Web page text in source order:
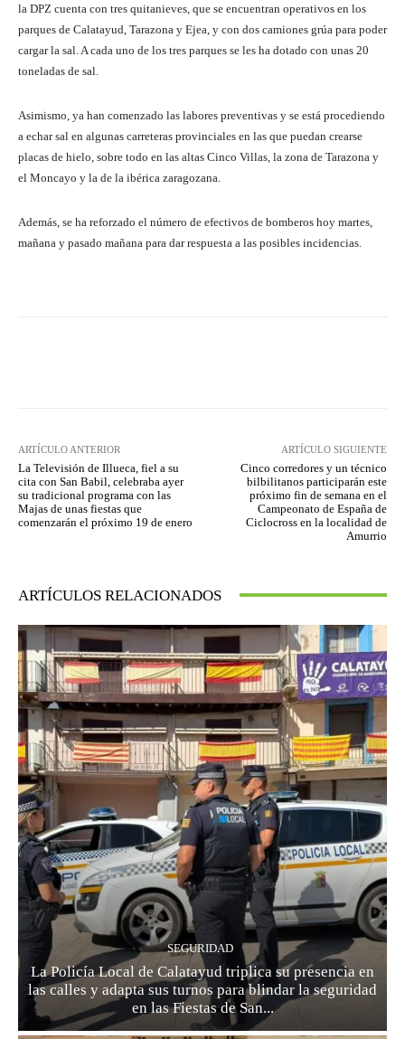
la DPZ cuenta con tres quitanieves, que se encuentran operativos en los
parques de Calatayud, Tarazona y Ejea, y con dos camiones grúa para poder
cargar la sal. A cada uno de los tres parques se les ha dotado con unas 20
toneladas de sal.
Asimismo, ya han comenzado las labores preventivas y se está procediendo
a echar sal en algunas carreteras provinciales en las que puedan crearse
placas de hielo, sobre todo en las altas Cinco Villas, la zona de Tarazona y
el Moncayo y la de la ibérica zaragozana.
Además, se ha reforzado el número de efectivos de bomberos hoy martes,
mañana y pasado mañana para dar respuesta a las posibles incidencias.
ARTÍCULO ANTERIOR
La Televisión de Illueca, fiel a su
cita con San Babil, celebraba ayer
su tradicional programa con las
Majas de unas fiestas que
comenzarán el próximo 19 de enero
ARTÍCULO SIGUIENTE
Cinco corredores y un técnico
bilbilitanos participarán este
próximo fin de semana en el
Campeonato de España de
Ciclocross en la localidad de
Amurrio
ARTÍCULOS RELACIONADOS
SEGURIDAD
La Policía Local de Calatayud triplica su presencia en
las calles y adapta sus turnos para blindar la seguridad
en las Fiestas de San...